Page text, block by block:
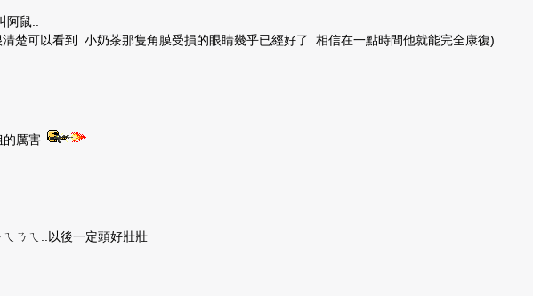
鼠..
楚可以看到..小奶茶那隻角膜受損的眼睛幾乎已經好了..相信在一點時間他就能完全康復)
的厲害
ㄋㄟ..以後一定頭好壯壯